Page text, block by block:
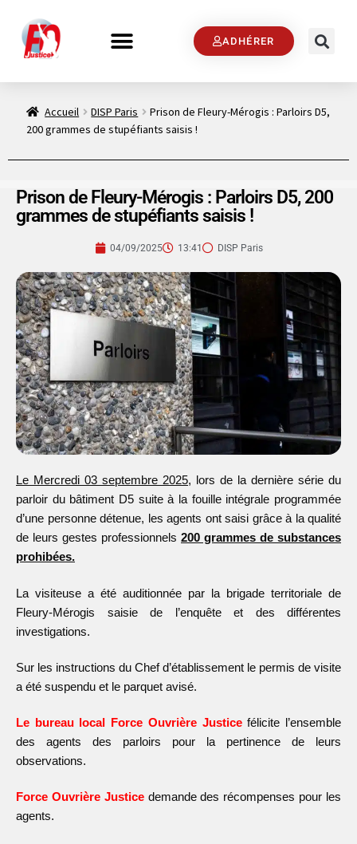
ADHÉRER
Accueil DISP Paris
Prison de Fleury-Mérogis : Parloirs D5,
200 grammes de stupéfiants saisis !
Prison de Fleury-Mérogis : Parloirs D5, 200
grammes de stupéfiants saisis !
04/09/2025 13:41 DISP Paris
Le Mercredi 03 septembre 2025, lors de la dernière série du
parloir du bâtiment D5 suite à la fouille intégrale programmée
d’une personne détenue, les agents ont saisi grâce à la qualité
de leurs gestes professionnels 200 grammes de substances
prohibées.
La visiteuse a été auditionnée par la brigade territoriale de
Fleury-Mérogis saisie de l’enquête et des différentes
investigations.
Sur les instructions du Chef d’établissement le permis de visite
a été suspendu et le parquet avisé.
Le bureau local Force Ouvrière Justice félicite l’ensemble
des agents des parloirs pour la pertinence de leurs
observations.
Force Ouvrière Justice demande des récompenses pour les
agents.